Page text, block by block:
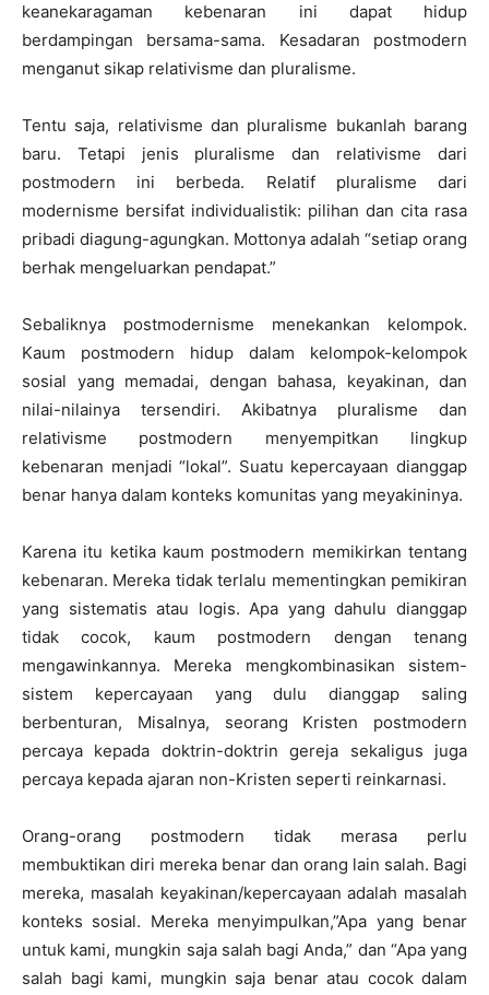
keanekaragaman kebenaran ini dapat hidup
berdampingan bersama-sama. Kesadaran postmodern
menganut sikap relativisme dan pluralisme.
Tentu saja, relativisme dan pluralisme bukanlah barang
baru. Tetapi jenis pluralisme dan relativisme dari
postmodern ini berbeda. Relatif pluralisme dari
modernisme bersifat individualistik: pilihan dan cita rasa
pribadi diagung-agungkan. Mottonya adalah “setiap orang
berhak mengeluarkan pendapat.”
Sebaliknya postmodernisme menekankan kelompok.
Kaum postmodern hidup dalam kelompok-kelompok
sosial yang memadai, dengan bahasa, keyakinan, dan
nilai-nilainya tersendiri. Akibatnya pluralisme dan
relativisme postmodern menyempitkan lingkup
kebenaran menjadi “lokal”. Suatu kepercayaan dianggap
benar hanya dalam konteks komunitas yang meyakininya.
Karena itu ketika kaum postmodern memikirkan tentang
kebenaran. Mereka tidak terlalu mementingkan pemikiran
yang sistematis atau logis. Apa yang dahulu dianggap
tidak cocok, kaum postmodern dengan tenang
mengawinkannya. Mereka mengkombinasikan sistem-
sistem kepercayaan yang dulu dianggap saling
berbenturan, Misalnya, seorang Kristen postmodern
percaya kepada doktrin-doktrin gereja sekaligus juga
percaya kepada ajaran non-Kristen seperti reinkarnasi.
Orang-orang postmodern tidak merasa perlu
membuktikan diri mereka benar dan orang lain salah. Bagi
mereka, masalah keyakinan/kepercayaan adalah masalah
konteks sosial. Mereka menyimpulkan,”Apa yang benar
untuk kami, mungkin saja salah bagi Anda,” dan “Apa yang
salah bagi kami, mungkin saja benar atau cocok dalam